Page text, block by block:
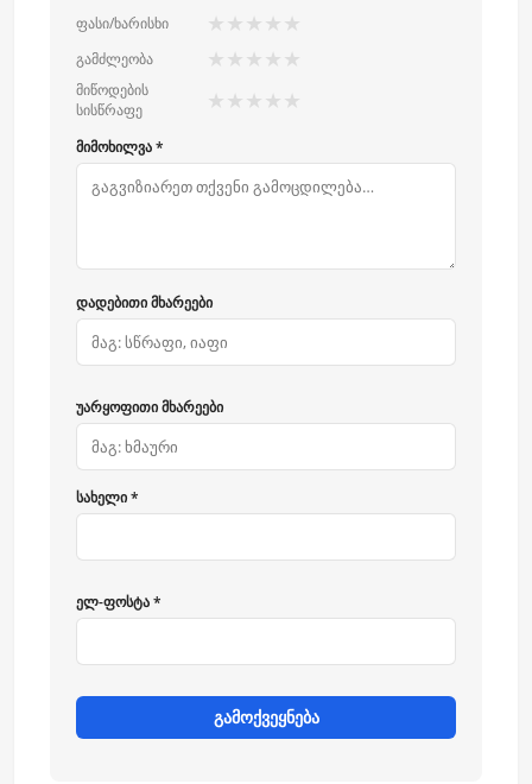
ფასი/ხარისხი
★ ★ ★ ★ ★
გამძლეობა ★ ★ ★ ★ ★
მიწოდების
სისწრაფე
★ ★ ★ ★ ★
მიმოხილვა *
დადებითი მხარეები
უარყოფითი მხარეები
სახელი *
ელ-ფოსტა *
გამოქვეყნება